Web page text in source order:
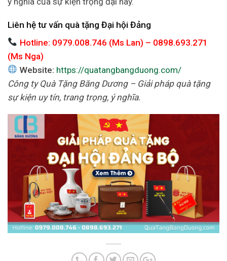
Liên hệ tư vấn quà tặng Đại hội Đảng
Hotline: 0979.008.746 (Ms Lan) – 0898.693.271
(Ms Nga)
Website: https://quatangbangduong.com/
Công ty Quà Tặng Băng Dương – Giải pháp quà tặng
sự kiện uy tín, trang trọng, ý nghĩa.